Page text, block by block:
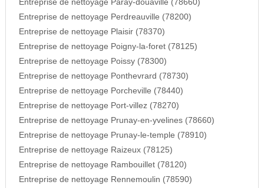
Entreprise de nettoyage Paray-douaville (78660)
Entreprise de nettoyage Perdreauville (78200)
Entreprise de nettoyage Plaisir (78370)
Entreprise de nettoyage Poigny-la-foret (78125)
Entreprise de nettoyage Poissy (78300)
Entreprise de nettoyage Ponthevrard (78730)
Entreprise de nettoyage Porcheville (78440)
Entreprise de nettoyage Port-villez (78270)
Entreprise de nettoyage Prunay-en-yvelines (78660)
Entreprise de nettoyage Prunay-le-temple (78910)
Entreprise de nettoyage Raizeux (78125)
Entreprise de nettoyage Rambouillet (78120)
Entreprise de nettoyage Rennemoulin (78590)